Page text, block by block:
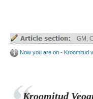
Now you are on - Kroomitud
Kroomitud